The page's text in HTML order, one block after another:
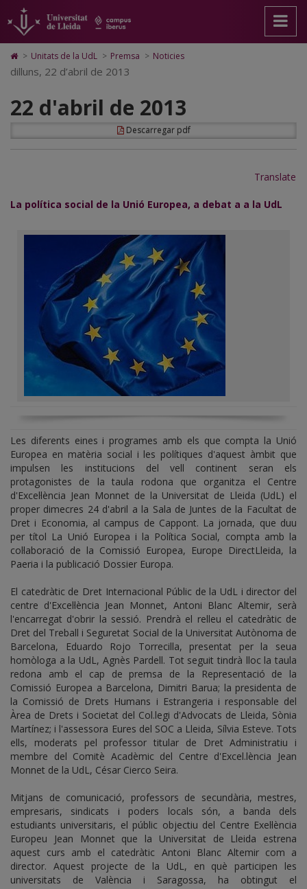
22
d'abril
de
2013
pàgina
principal.
Universitat
Lleida
contingut
principal
Mapa
Web.
Universitat
Cerca
Accessibilitat.
Universitat
Lleida
Icono
de
Home
ir
a
página
de
> Unitats de la UdL > Premsa > Noticies
dilluns, 22 d’abril de 2013
22 d'abril de 2013
Descarregar pdf
Translate
La política social de la Unió Europea, a debat a a la UdL
Les diferents eines i programes amb els que compta la Unió
Europea en matèria social i les polítiques d'aquest àmbit que
impulsen les institucions del vell continent seran els
protagonistes de la taula rodona que organitza el Centre
d'Excel·lència Jean Monnet de la Universitat de Lleida (UdL) el
proper dimecres 24 d'abril a la Sala de Juntes de la Facultat de
Dret i Economia, al campus de Cappont. La jornada, que duu
per títol La Unió Europea i la Política Social, compta amb la
col·laboració de la Comissió Europea, Europe DirectLleida, la
Paeria i la publicació Dossier Europa.
El catedràtic de Dret Internacional Públic de la UdL i director del
centre d'Excel·lència Jean Monnet, Antoni Blanc Altemir, serà
l'encarregat d'obrir la sessió. Prendrà el relleu el catedràtic de
Dret del Treball i Seguretat Social de la Universitat Autònoma de
Barcelona, Eduardo Rojo Torrecilla, presentat per la seua
homòloga a la UdL, Agnès Pardell. Tot seguit tindrà lloc la taula
redona amb el cap de premsa de la Representació de la
Comissió Europea a Barcelona, Dimitri Barua; la presidenta de
la Comissió de Drets Humans i Estrangeria i responsable del
Àrea de Drets i Societat del Col.legi d'Advocats de Lleida, Sònia
Martínez; i l'assessora Eures del SOC a Lleida, Sílvia Esteve. Tots
ells, moderats pel professor titular de Dret Administratiu i
membre del Comitè Acadèmic del Centre d'Excel.lència Jean
Monnet de la UdL, César Cierco Seira.
Mitjans de comunicació, professors de secundària, mestres,
empresaris, sindicats i poders locals són, a banda dels
estudiants universitaris, el públic objectiu del Centre Exel·lència
Europeu Jean Monnet que la Universitat de Lleida estrena
aquest curs amb el catedràtic Antoni Blanc Altemir com a
director. Aquest projecte de la UdL, en què participen les
universitats de València i Saragossa, ha obtingut el